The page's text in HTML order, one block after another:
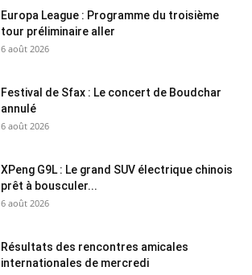
Europa League : Programme du troisième
tour préliminaire aller
6 août 2026
Festival de Sfax : Le concert de Boudchar
annulé
6 août 2026
XPeng G9L : Le grand SUV électrique chinois
prêt à bousculer...
6 août 2026
Résultats des rencontres amicales
internationales de mercredi